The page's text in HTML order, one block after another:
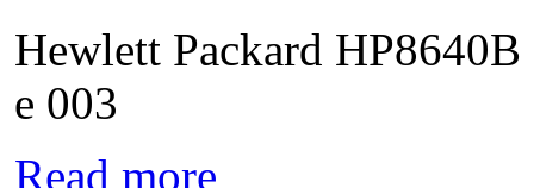
Hewlett Packard
e 003
Read more